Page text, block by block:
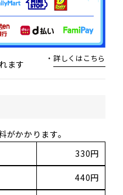
ます
詳しくはこちら
かかります。
330円
440円